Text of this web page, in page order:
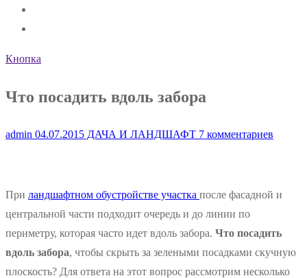
Кнопка
Что посадить вдоль забора
admin 04.07.2015 ДАЧА И ЛАНДШАФТ 7 комментариев
При ландшафтном обустройстве участка после фасадной и
центральной части подходит очередь и до линии по
периметру, которая часто идет вдоль забора. Что посадить
вдоль забора, чтобы скрыть за зелеными посадками скучную
плоскость? Для ответа на этот вопрос рассмотрим несколько